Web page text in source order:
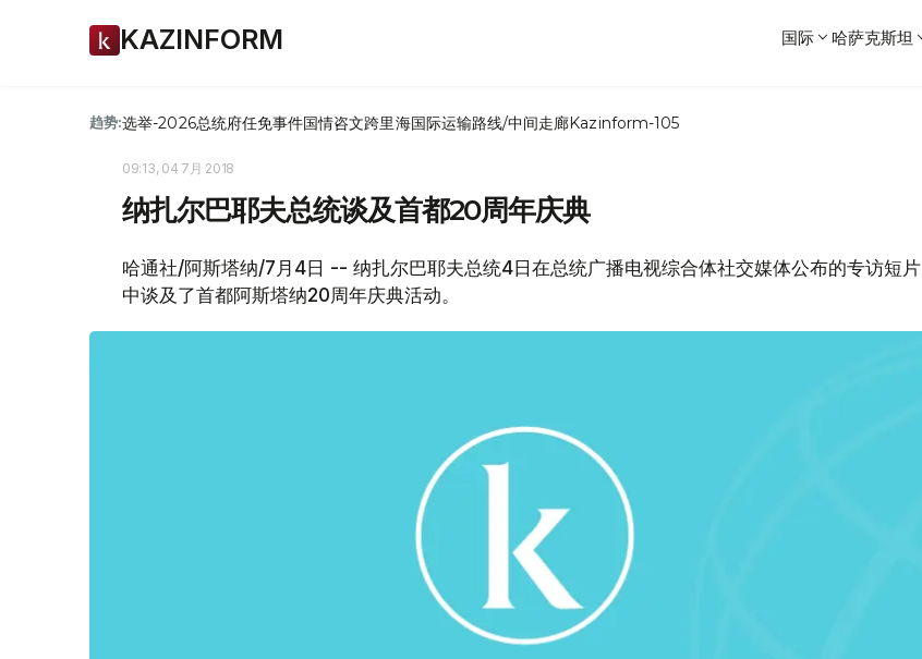
KAZINFORM 国际 哈萨克斯坦
趋势:选举-2026总统府任免事件国情咨文跨里海国际运输路线/中间走廊Kazinform-105
09:13, 04 7月 2018
纳扎尔巴耶夫总统谈及首都20周年庆典
哈通社/阿斯塔纳/7月4日 -- 纳扎尔巴耶夫总统4日在总统广播电视综合体社交媒体公布的专访短片
中谈及了首都阿斯塔纳20周年庆典活动。